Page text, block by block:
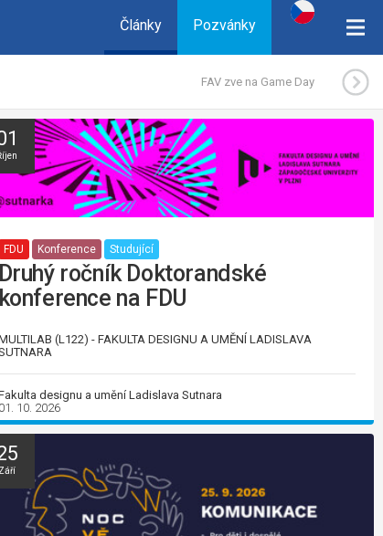
Články Pozvánky
FAV zve na Game Day
FDU Konference Studující
Druhý ročník Doktorandské
konference na FDU
(L122) - FAKULTA DESIGNU A UMĚNÍ LADISLAVA
designu a umění Ladislava Sutnara
01. 10. 2026
Září